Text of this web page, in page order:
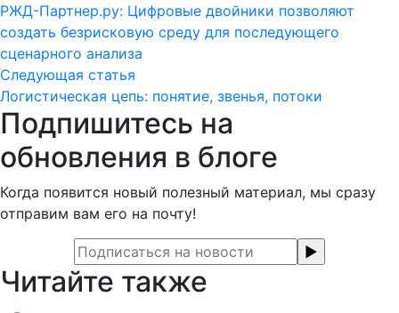
РЖД-Партнер.ру: Цифровые двойники позволяют
создать безрисковую среду для последующего
сценарного анализа
Следующая статья
Логистическая цепь: понятие, звенья, потоки
Подпишитесь на
обновления в блоге
Когда появится новый полезный материал, мы сразу
отправим вам его на почту!
Читайте также